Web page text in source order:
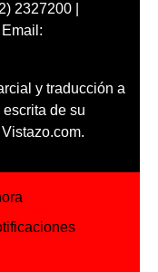
2327200 |
y traducción a
de su